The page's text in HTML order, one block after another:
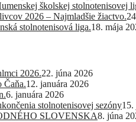
školskej stolnotenisovej
2026 – Najmladšie žiactvo.
stolnotenisová liga.18. mája
2026.22. júna 2026
Čaňa.12. januára 2026
6. januára 2026
stolnotenisovej sezóny15.
SLOVENSKA8. júna